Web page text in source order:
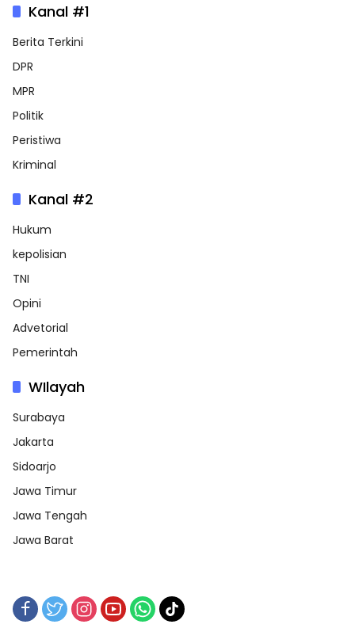
Kanal #1
Berita Terkini
DPR
MPR
Politik
Peristiwa
Kriminal
Kanal #2
Hukum
kepolisian
TNI
Opini
Advetorial
Pemerintah
WIlayah
Surabaya
Jakarta
Sidoarjo
Jawa Timur
Jawa Tengah
Jawa Barat